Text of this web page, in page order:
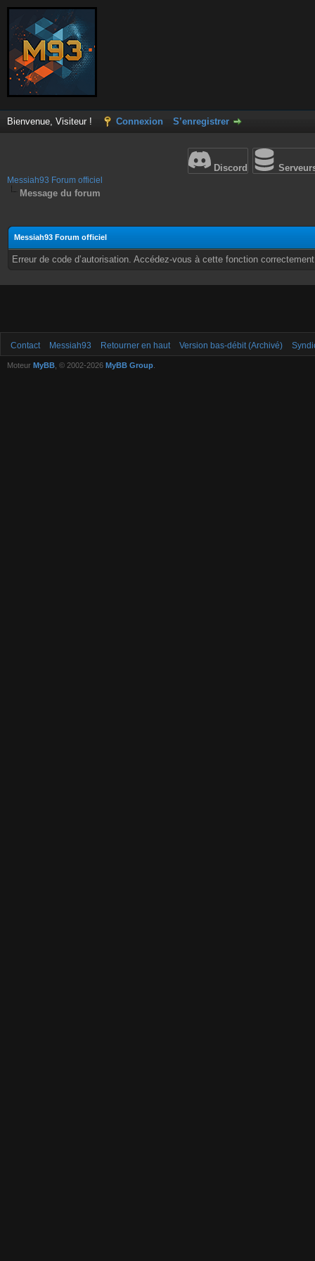
Bienvenue, Visiteur ! Connexion S’enregistrer
Discord
Messiah93 Forum officiel
Message du forum
Messiah93 Forum officiel
Erreur de code d’autorisation. Accédez-vous à cette fonction
Contact Messiah93 Retourner en haut Version bas-débit (Archivé)
Moteur MyBB , © 2002-2026 MyBB Group